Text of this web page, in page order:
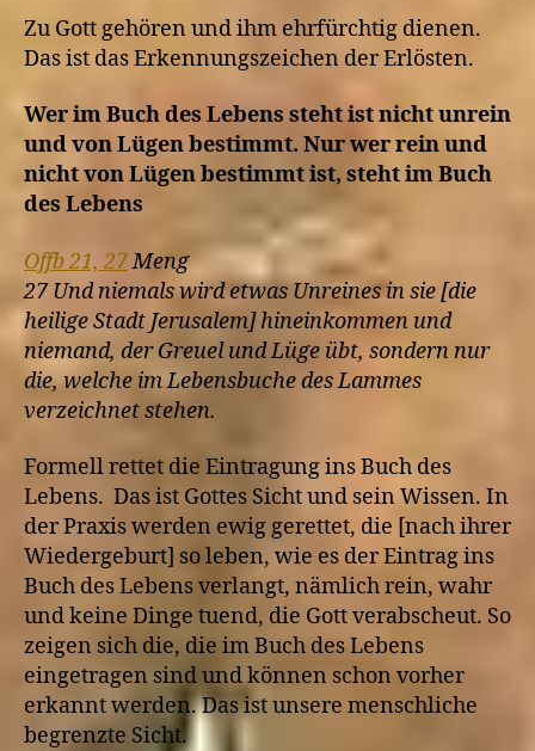
Zu Gott gehören und ihm ehrfürchtig dienen.
Das ist das Erkennungszeichen der Erlösten.
Wer im Buch des Lebens steht ist nicht unrein
und von Lügen bestimmt. Nur wer rein und
nicht von Lügen bestimmt ist, steht im Buch
des Lebens
Offb 21, 27Meng
27 Und niemals wird etwas Unreines in sie [die
heilige Stadt Jerusalem] hineinkommen und
niemand, der Greuel und Lüge übt, sondern nur
die, welche im Lebensbuche des Lammes
verzeichnet stehen.
Formell rettet die Eintragung ins Buch des
Lebens. Das ist Gottes Sicht und sein Wissen. In
der Praxis werden ewig gerettet, die [nach ihrer
Wiedergeburt] so leben, wie es der Eintrag ins
Buch des Lebens verlangt, nämlich rein, wahr
und keine Dinge tuend, die Gott verabscheut. So
zeigen sich die, die im Buch des Lebens
eingetragen sind und können schon vorher
erkannt werden. Das ist unsere menschliche
begrenzte Sicht.